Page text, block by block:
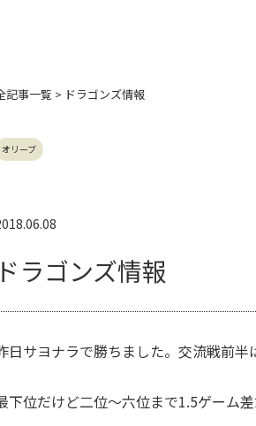
記事一覧 > ドラゴンズ情報
オリーブ
ドラゴンズ情報
日サヨナラで勝ちました。交流戦前半
下位だけど二位～六位まで1.5ゲーム